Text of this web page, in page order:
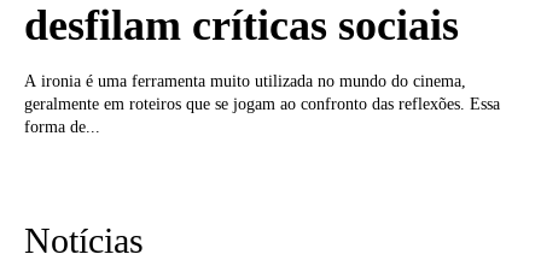
desfilam críticas sociais
A ironia é uma ferramenta muito utilizada no mundo do cinema,
geralmente em roteiros que se jogam ao confronto das reflexões. Essa
forma de...
Notícias